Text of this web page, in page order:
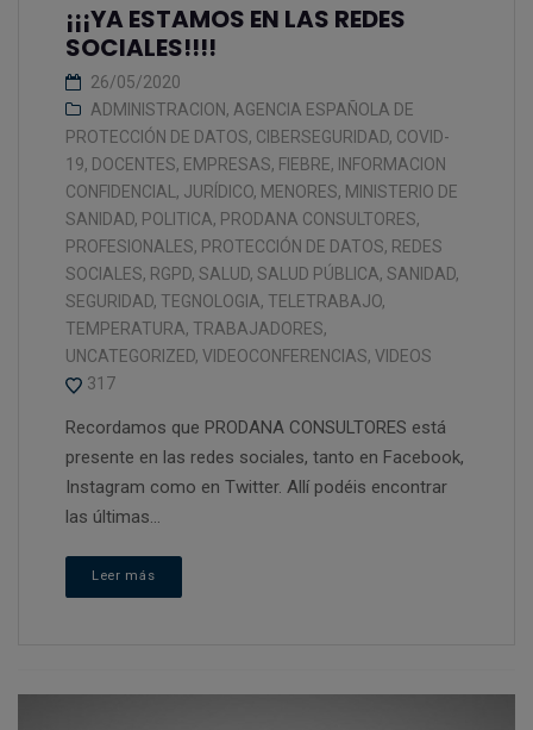
¡¡¡YA ESTAMOS EN LAS REDES
SOCIALES!!!!
26/05/2020
ADMINISTRACION, AGENCIA ESPAÑOLA DE
PROTECCIÓN DE DATOS, CIBERSEGURIDAD, COVID-
19, DOCENTES, EMPRESAS, FIEBRE, INFORMACION
CONFIDENCIAL, JURÍDICO, MENORES, MINISTERIO DE
SANIDAD, POLITICA, PRODANA CONSULTORES,
PROFESIONALES, PROTECCIÓN DE DATOS, REDES
SOCIALES, RGPD, SALUD, SALUD PÚBLICA, SANIDAD,
SEGURIDAD, TEGNOLOGIA, TELETRABAJO,
TEMPERATURA, TRABAJADORES,
UNCATEGORIZED, VIDEOCONFERENCIAS, VIDEOS
317
Recordamos que PRODANA CONSULTORES está
presente en las redes sociales, tanto en Facebook,
Instagram como en Twitter. Allí podéis encontrar
las últimas...
Leer más